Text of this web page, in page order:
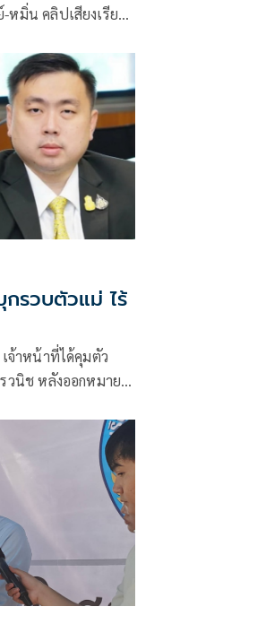
มิ่น คลิปเสียงเรียก
รวบตัวแม่ ไร้
จ้าหน้าที่ได้คุมตัว
วนิช หลังออกหมาย